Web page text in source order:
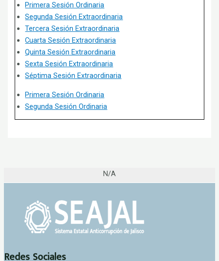
Primera Sesión Ordinaria
Segunda Sesión Extraordinaria
Tercera Sesión Extraordinaria
Cuarta Sesión Extraordinaria
Quinta Sesión Extraordinaria
Sexta Sesión Extraordinaria
Séptima Sesión Extraordinaria
Primera Sesión Ordinaria
Segunda Sesión Ordinaria
N/A
Redes Sociales